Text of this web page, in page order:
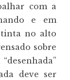
com a
e em
tinta no alto
sobre
deve ser